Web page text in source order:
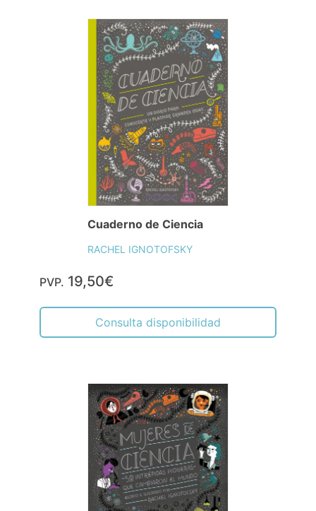
Cuaderno de Ciencia
RACHEL IGNOTOFSKY
PVP. 19,50€
Consulta disponibilidad